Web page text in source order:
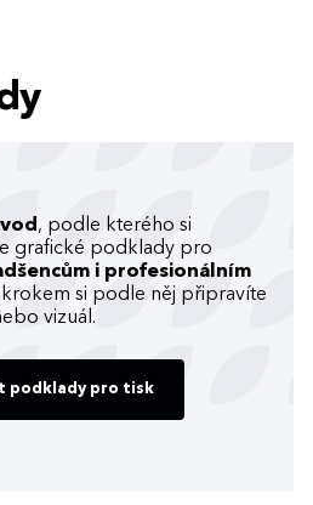
, podle kterého si
grafické podklady pro
i profesionálním
krokem si podle něj připravíte
vizuál.
podklady pro tisk